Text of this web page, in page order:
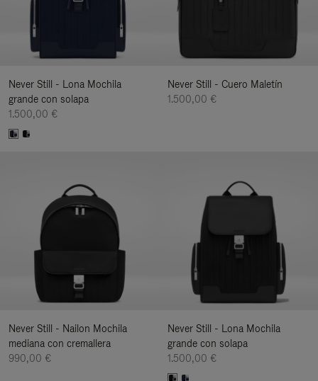
Never Still - Lona Mochila
grande con solapa
1.500,00 €
Never Still - Cuero Maletín
1.500,00 €
Never Still - Nailon Mochila
mediana con cremallera
990,00 €
Never Still - Lona Mochila
grande con solapa
1.500,00 €